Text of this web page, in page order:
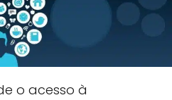
o acesso à